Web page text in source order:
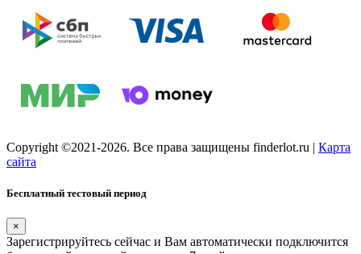
Copyright ©2021-2026. Все права защищены finderlot.ru | Карта
сайта
Бесплатный тестовый период
×
Зарегистрируйтесь сейчас и Вам автоматически подключится